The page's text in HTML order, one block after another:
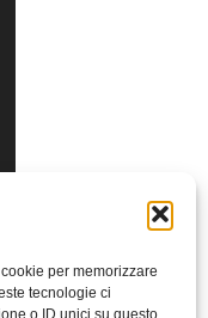
per memorizzare
tecnologie ci
o ID unici su questo